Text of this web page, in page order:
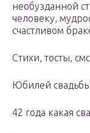
необузданной
человеку,
счастливом
Стихи, тосты,
Юбилей
42 года какая